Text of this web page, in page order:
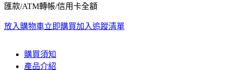
匯款/ATM轉帳/信用卡全額
放入購物車立即購買加入追蹤清單
購買須知
產品介紹